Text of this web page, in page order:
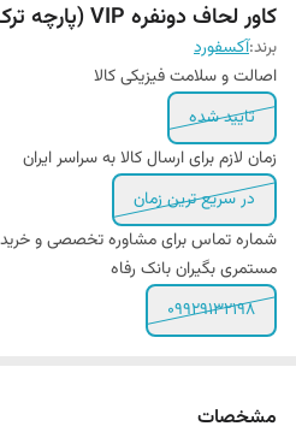
کاور لحاف دونفره VIP (پارچه ترک)
برند:آکسفورد
اصالت و سلامت فیزیکی کالا
تایید شده
زمان لازم برای ارسال کالا به سراسر ایران
در سریع ترین زمان
شماره تماس برای مشاوره تخصصی و خرید
مستمری بگیران بانک رفاه
09929132198
مشخصات